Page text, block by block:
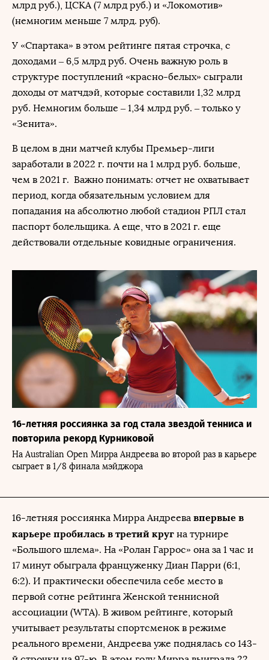
млрд руб.), ЦСКА (7 млрд руб.) и «Локомотив»
(немногим меньше 7 млрд. руб).
У «Спартака» в этом рейтинге пятая строчка, с
доходами – 6,5 млрд руб. Очень важную роль в
структуре поступлений «красно-белых» сыграли
доходы от матчдэй, которые составили 1,32 млрд
руб. Немногим больше – 1,34 млрд руб. – только у
«Зенита».
В целом в дни матчей клубы Премьер-лиги
заработали в 2022 г. почти на 1 млрд руб. больше,
чем в 2021 г. Важно понимать: отчет не охватывает
период, когда обязательным условием для
попадания на абсолютно любой стадион РПЛ стал
паспорт болельщика. А еще, что в 2021 г. еще
действовали отдельные ковидные ограничения.
16-летняя россиянка за год стала звездой тенниса и
повторила рекорд Курниковой
На Australian Open Мирра Андреева во второй раз в карьере
сыграет в 1/8 финала мэйджора
16-летняя россиянка Мирра Андреева впервые в
карьере пробилась в третий круг на турнире
«Большого шлема». На «Ролан Гаррос» она за 1 час и
17 минут обыграла француженку Диан Парри (6:1,
6:2). И практически обеспечила себе место в
первой сотне рейтинга Женской теннисной
ассоциации (WTA). В живом рейтинге, который
учитывает результаты спортсменок в режиме
реального времени, Андреева уже поднялась со 143-